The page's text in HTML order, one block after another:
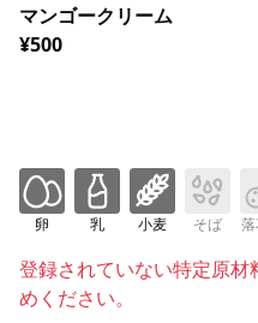
マンゴークリーム
¥500
卵 乳 小麦 そば
登録されていない特定原
めください。